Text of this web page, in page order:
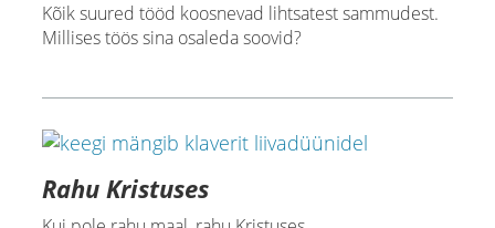
Kõik suured tööd koosnevad lihtsatest sammudest.
Millises töös sina osaleda soovid?
Rahu Kristuses